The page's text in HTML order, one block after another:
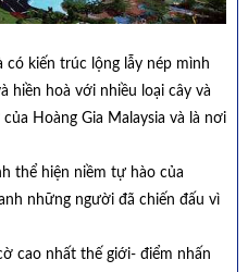
kiến trúc lộng lẫy nép mình
hiền hoà với nhiều loại cây và
Hoàng Gia Malaysia và là nơi
thể hiện niềm tự hào của
những người đã chiến đấu vì
cao nhất thế giới- điểm nhấn